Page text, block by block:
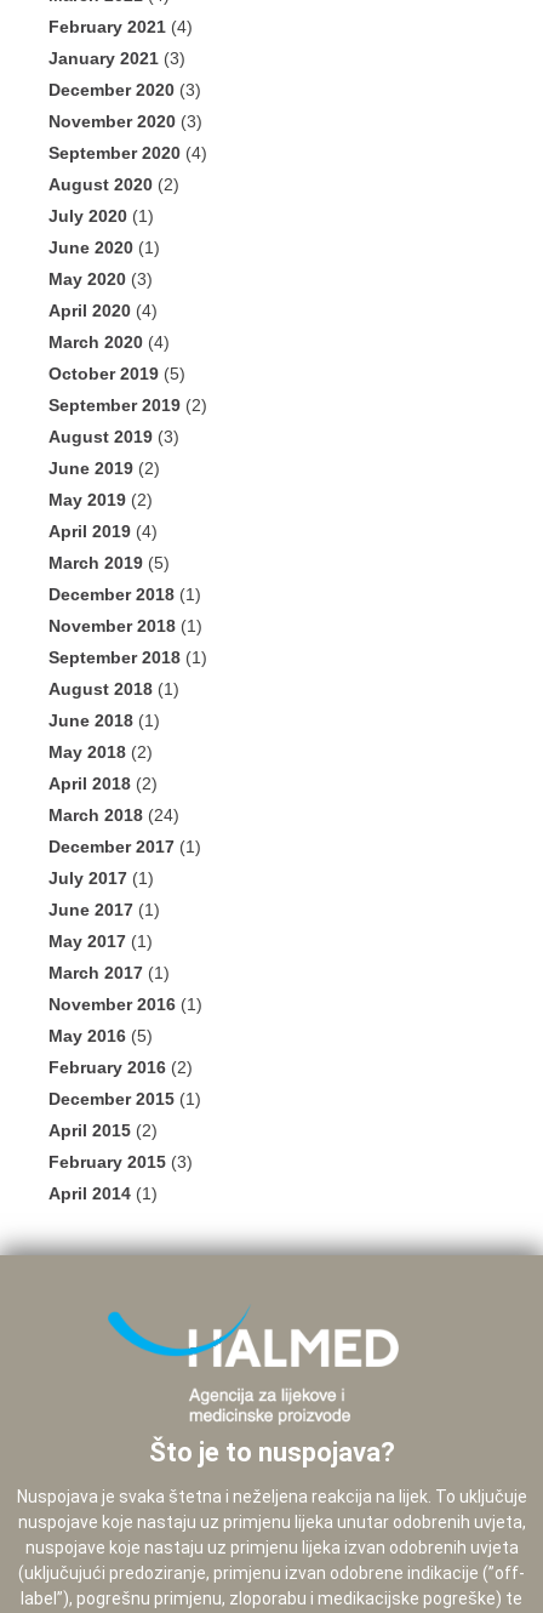
February 2021 (4)
January 2021 (3)
December 2020 (3)
November 2020 (3)
September 2020 (4)
August 2020 (2)
July 2020 (1)
June 2020 (1)
May 2020 (3)
April 2020 (4)
March 2020 (4)
October 2019 (5)
September 2019 (2)
August 2019 (3)
June 2019 (2)
May 2019 (2)
April 2019 (4)
March 2019 (5)
December 2018 (1)
November 2018 (1)
September 2018 (1)
August 2018 (1)
June 2018 (1)
May 2018 (2)
April 2018 (2)
March 2018 (24)
December 2017 (1)
July 2017 (1)
June 2017 (1)
May 2017 (1)
March 2017 (1)
November 2016 (1)
May 2016 (5)
February 2016 (2)
December 2015 (1)
April 2015 (2)
February 2015 (3)
April 2014 (1)
Što je to nuspojava?
Nuspojava je svaka štetna i neželjena reakcija na lijek. To uključuje
nuspojave koje nastaju uz primjenu lijeka unutar odobrenih uvjeta,
nuspojave koje nastaju uz primjenu lijeka izvan odobrenih uvjeta
(uključujući predoziranje, primjenu izvan odobrene indikacije (”off-
label”), pogrešnu primjenu, zloporabu i medikacijske pogreške) te